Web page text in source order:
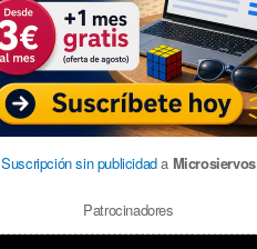
Suscripción sin publicidada Microsiervos
Patrocinadores